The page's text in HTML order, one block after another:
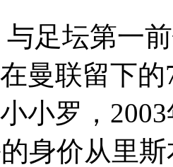
足坛第一
曼联留下
小罗，
身价从里